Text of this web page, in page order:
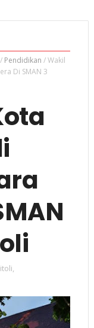
/ Pendidikan /Wakil
Di SMAN 3
,